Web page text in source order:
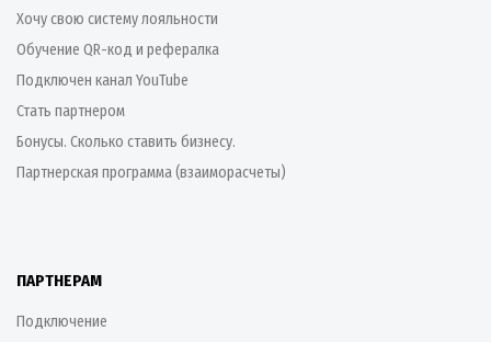
Хочу свою систему лояльности
Обучение QR-код и рефералка
Подключен канал YouTube
Стать партнером
Бонусы. Сколько ставить бизнесу.
Партнерская программа (взаиморасчеты)
ПАРТНЕРАМ
Подключение